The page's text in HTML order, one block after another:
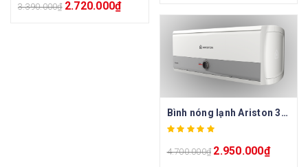
3.390.000₫ 2.720.000₫
Bình nóng lạnh Ariston 30L SL3 30R
4.700.000₫ 2.950.000₫